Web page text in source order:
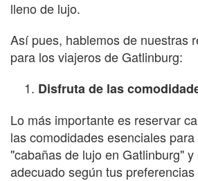
lleno de lujo.
Así pues, hablemos de nuestras
para los viajeros de Gatlinburg:
Disfruta de las
Lo más importante es reservar
las comodidades esenciales
"cabañas de lujo en Gatlinburg"
adecuado según tus